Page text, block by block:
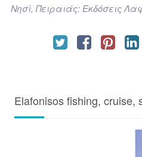
Νησί, Πειραιάς: Εκδόσεις
Elafonisos fishing, cruise,